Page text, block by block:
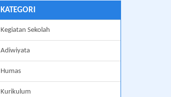
KATEGORI
Kegiatan Sekolah
Adiwiyata
Humas
Kurikulum